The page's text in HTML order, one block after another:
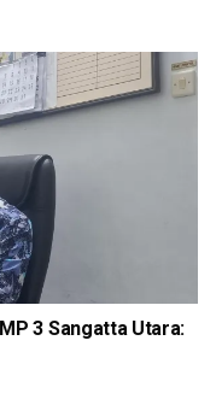
3 Sangatta Utara: